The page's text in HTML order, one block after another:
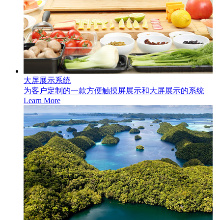
大屏展示系统
为客户定制的一款方便触摸屏展示和大屏展示的系统
Learn More